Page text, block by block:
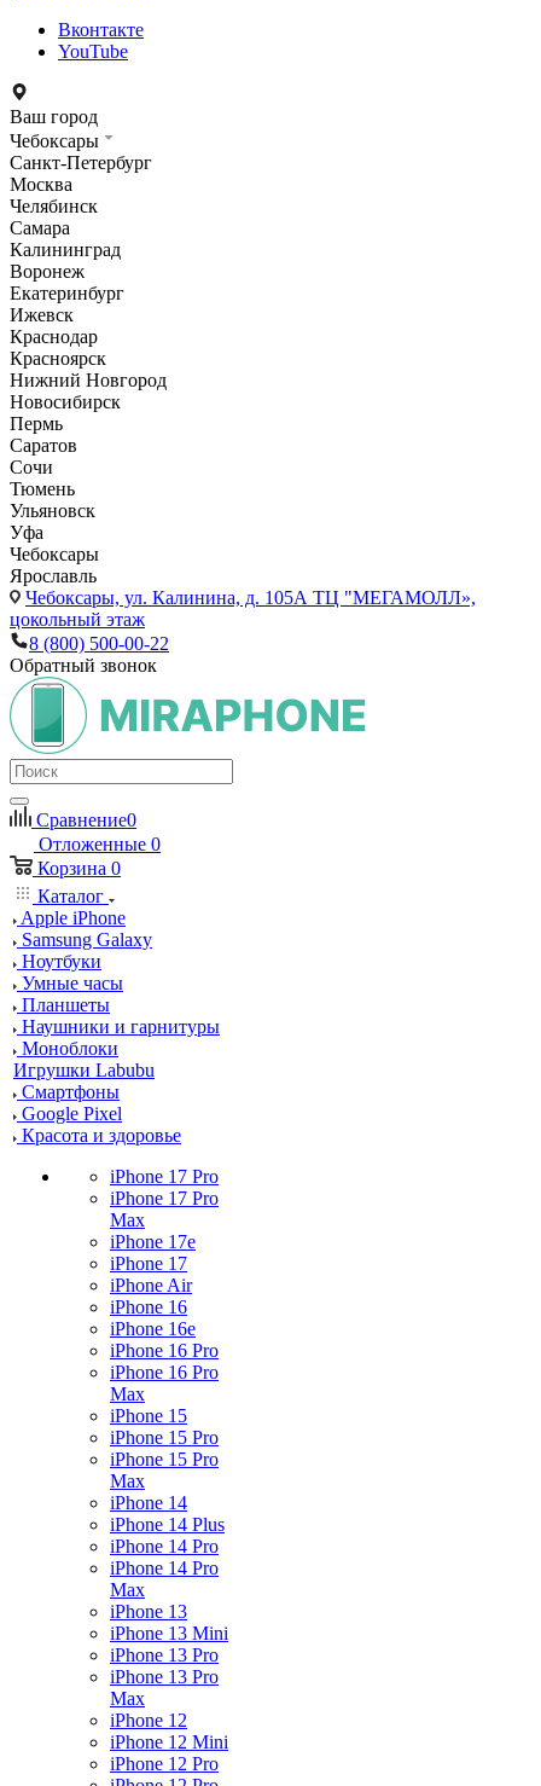
Вконтакте
YouTube
Ваш город
Чебоксары
Санкт-Петербург
Москва
Челябинск
Самара
Калининград
Воронеж
Екатеринбург
Ижевск
Краснодар
Красноярск
Нижний Новгород
Новосибирск
Пермь
Саратов
Сочи
Тюмень
Ульяновск
Уфа
Чебоксары
Ярославль
Чебоксары, ул. Калинина, д. 105А ТЦ "МЕГАМОЛЛ»,
цокольный этаж
8 (800) 500-00-22
Обратный звонок
Сравнение0
Отложенные 0
Корзина 0
Каталог
Apple iPhone
Samsung Galaxy
Ноутбуки
Умные часы
Планшеты
Наушники и гарнитуры
Моноблоки
Игрушки Labubu
Смартфоны
Google Pixel
Красота и здоровье
iPhone 17 Pro
iPhone 17 Pro
Max
iPhone 17e
iPhone 17
iPhone Air
iPhone 16
iPhone 16e
iPhone 16 Pro
iPhone 16 Pro
Max
iPhone 15
iPhone 15 Pro
iPhone 15 Pro
Max
iPhone 14
iPhone 14 Plus
iPhone 14 Pro
iPhone 14 Pro
Max
iPhone 13
iPhone 13 Mini
iPhone 13 Pro
iPhone 13 Pro
Max
iPhone 12
iPhone 12 Mini
iPhone 12 Pro